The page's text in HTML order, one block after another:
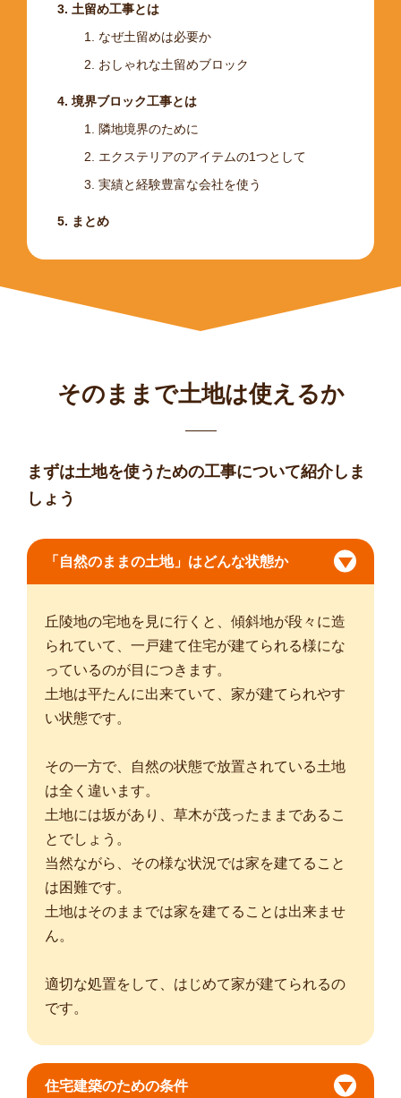
土留め工事とは
なぜ土留めは必要か
おしゃれな土留めブロック
境界ブロック工事とは
隣地境界のために
エクステリアのアイテムの1つとして
実績と経験豊富な会社を使う
まとめ
そのままで土地は使えるか
まずは土地を使うための工事について紹介しま
しょう
「自然のままの土地」はどんな状態か
丘陵地の宅地を見に行くと、傾斜地が段々に造
られていて、一戸建て住宅が建てられる様にな
っているのが目につきます。
土地は平たんに出来ていて、家が建てられやす
い状態です。
その一方で、自然の状態で放置されている土地
は全く違います。
土地には坂があり、草木が茂ったままであるこ
とでしょう。
当然ながら、その様な状況では家を建てること
は困難です。
土地はそのままでは家を建てることは出来ませ
ん。
適切な処置をして、はじめて家が建てられるの
です。
住宅建築のための条件